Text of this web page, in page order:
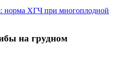
норма ХГЧ при многоплодной
на грудном